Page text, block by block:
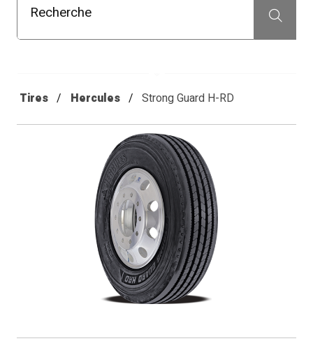
Recherche Recherche
Tires Hercules Strong Guard H-RD